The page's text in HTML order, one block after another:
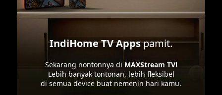
IndiHome TV Appspamit.
Sekarang nontonnya di MAXStream TV!
Lebih banyak tontonan, lebih fleksibel
di semua device buat nemenin hari kamu.